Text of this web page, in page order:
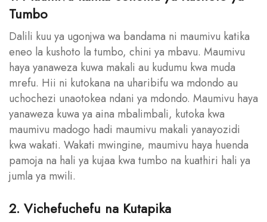
Tumbo
Dalili kuu ya ugonjwa wa bandama ni maumivu katika
eneo la kushoto la tumbo, chini ya mbavu. Maumivu
haya yanaweza kuwa makali au kudumu kwa muda
mrefu. Hii ni kutokana na uharibifu wa mdondo au
uchochezi unaotokea ndani ya mdondo. Maumivu haya
yanaweza kuwa ya aina mbalimbali, kutoka kwa
maumivu madogo hadi maumivu makali yanayozidi
kwa wakati. Wakati mwingine, maumivu haya huenda
pamoja na hali ya kujaa kwa tumbo na kuathiri hali ya
jumla ya mwili.
2. Vichefuchefu na Kutapika